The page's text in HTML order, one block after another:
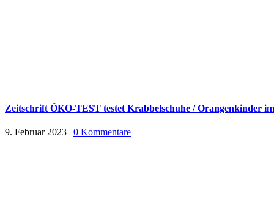
Zeitschrift ÖKO-TEST testet Krabbelschuhe / Orangenkinder
9. Februar 2023 | 0 Kommentare